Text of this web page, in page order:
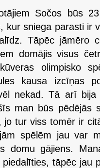
Sočos būs
kur sniega parasti ir
Tāpēc jāmēro
domājis visus
olimpisko
kausa izcīņas
nekad. Tā arī bija
man būs pēdējās
jo tur viss tomēr ir
spēlēm jau var
domu gājiens.
tāpēc jau